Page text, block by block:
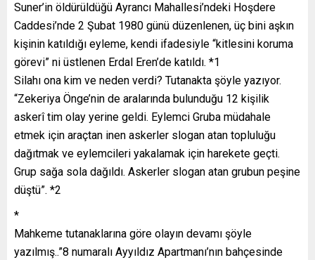
Suner’in öldürüldüğü Ayrancı Mahallesi’ndeki Hoşdere
Caddesi’nde 2 Şubat 1980 günü düzenlenen, üç bini aşkın
kişinin katıldığı eyleme, kendi ifadesiyle “kitlesini koruma
görevi” ni üstlenen Erdal Eren’de katıldı. *1
Silahı ona kim ve neden verdi? Tutanakta şöyle yazıyor.
“Zekeriya Önge’nin de aralarında bulunduğu 12 kişilik
askerî tim olay yerine geldi. Eylemci Gruba müdahale
etmek için araçtan inen askerler slogan atan topluluğu
dağıtmak ve eylemcileri yakalamak için harekete geçti.
Grup sağa sola dağıldı. Askerler slogan atan grubun peşine
düştü”. *2
*
Mahkeme tutanaklarına göre olayın devamı şöyle
yazılmış..”8 numaralı Ayyıldız Apartmanı’nın bahçesinde